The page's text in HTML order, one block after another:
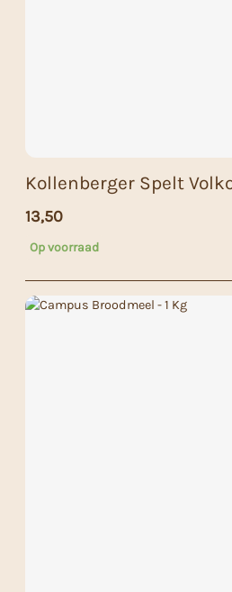
Kollenberger Spelt
13,50
Op voorraad